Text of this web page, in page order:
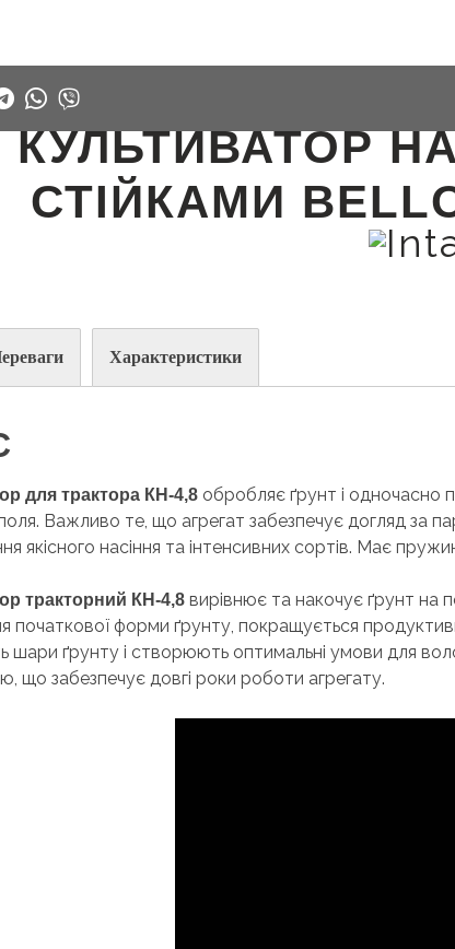
КУЛЬТИВАТОР
СТІЙКАМИ
Характеристики
для трактора КН-4,8 обробляє ґрунт і одночасно
Важливо те, що агрегат забезпечує догляд за
якісного насіння та інтенсивних сортів. Має
тракторний КН-4,8 вирівнює та накочує ґрунт на
початкової форми ґрунту, покращується
шари ґрунту і створюють оптимальні умови для
що забезпечує довгі роки роботи агрегату.